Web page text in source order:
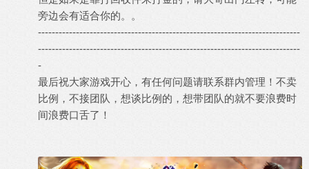
旁边会有适合你的。。
----------------------------------------------------------------------------
----------------------------------------------------------------------------
-
最后祝大家游戏开心，有任何问题请联系群内管理！不卖
比例，不接团队，想谈比例的，想带团队的就不要浪费时
间浪费口舌了！